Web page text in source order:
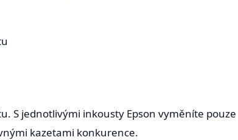
S jednotlivými inkousty Epson vyměníte pouze
kazetami konkurence.